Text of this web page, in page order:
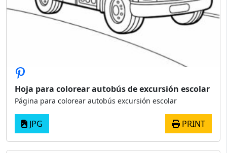
Hoja para colorear autobús de excursión escolar
Página para colorear autobús excursión escolar
JPG PRINT